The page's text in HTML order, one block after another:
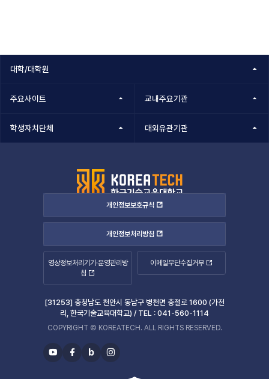
대학/대학원
주요사이트 교내주요기관
학생자치단체 대외유관기관
개인정보보호규칙
개인정보처리방침
영상정보처리기기·운영관리방
침
이메일무단수집거부
[31253] 충청남도 천안시 동남구 병천면 충절로 1600 (가전
리, 한국기술교육대학교) / TEL : 041-560-1114
COPYRIGHT © KOREATECH. ALL RIGHTS RESERVED.
유
페
b
블
인